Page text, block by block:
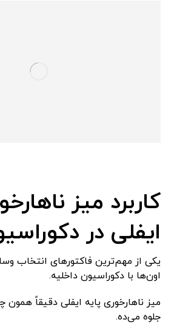
کاربرد میز
ایفلی در
یکی از مهم‌ترین فاکتورهای انتخاب
اون‌ها با دکوراسیون داخلیه.
میز ناهارخوری پایه ایفلی دقیقاً
جلوه می‌ده.